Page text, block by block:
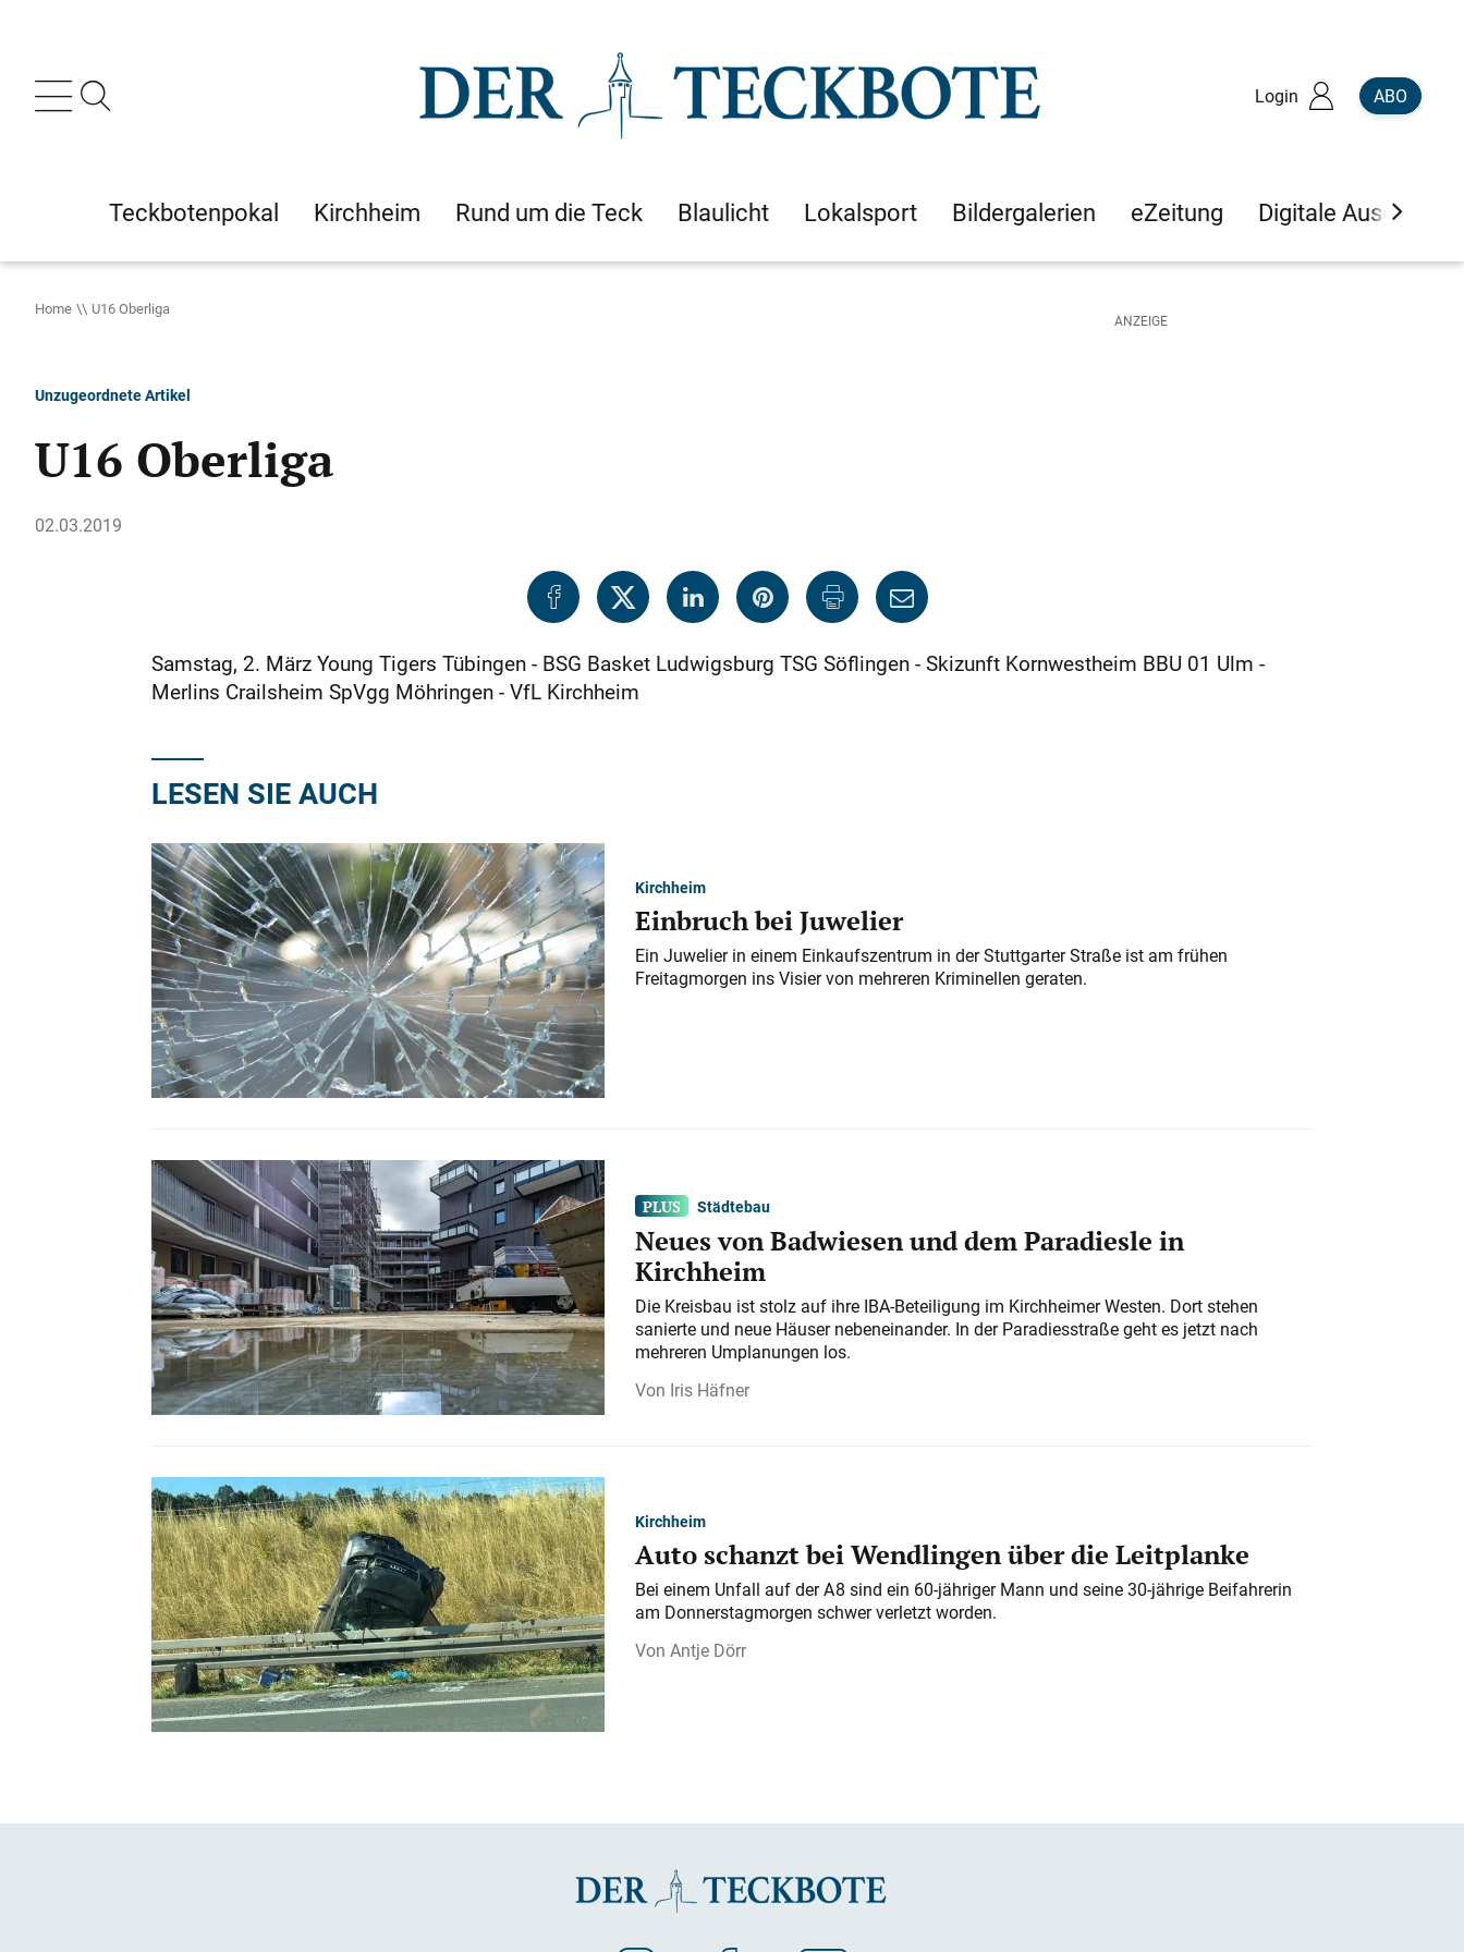
Login ABO
Teckbotenpokal Kirchheim Rund um die Teck Blaulicht Lokalsport Bildergalerien eZeitung Digitale Ausgaben
Home U16 Oberliga
Unzugeordnete Artikel
U16 Oberliga
02.03.2019
Samstag, 2. März Young Tigers Tübingen - BSG Basket Ludwigsburg TSG Söflingen - Skizunft Kornwestheim BBU 01 Ulm -
Merlins Crailsheim SpVgg Möhringen - VfL Kirchheim
LESEN SIE AUCH
Kirchheim
Einbruch bei Juwelier
Ein Juwelier in einem Einkaufszentrum in der Stuttgarter Straße ist am frühen
Freitagmorgen ins Visier von mehreren Kriminellen geraten.
Städtebau
Neues von Badwiesen und dem Paradiesle in
Kirchheim
Die Kreisbau ist stolz auf ihre IBA-Beteiligung im Kirchheimer Westen. Dort stehen
sanierte und neue Häuser nebeneinander. In der Paradiesstraße geht es jetzt nach
mehreren Umplanungen los.
Iris Häfner
Kirchheim
Auto schanzt bei Wendlingen über die Leitplanke
Bei einem Unfall auf der A 8 sind ein 60-jähriger Mann und seine 30-jährige Beifahrerin
am Donnerstagmorgen schwer verletzt worden.
Antje Dörr